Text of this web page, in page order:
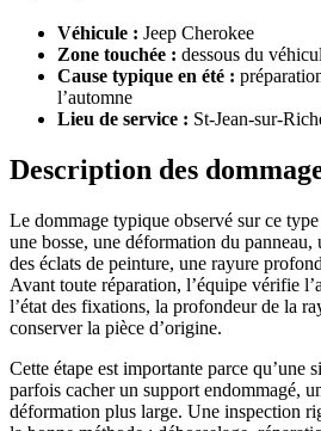
Véhicule : Jeep Cherokee
Zone touchée : dessous du
Cause typique en été :
l’automne
Lieu de service : St-Jean-sur-
Description des
Le dommage typique observé sur ce
une bosse, une déformation du panneau,
des éclats de peinture, une rayure
Avant toute réparation, l’équipe vérifie
l’état des fixations, la profondeur de la
conserver la pièce d’origine.
Cette étape est importante parce qu’une
parfois cacher un support endommagé,
déformation plus large. Une inspection